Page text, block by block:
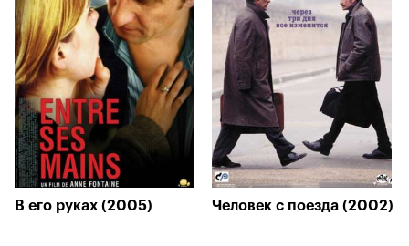
В его руках (2005) Человек с поезда (2002)